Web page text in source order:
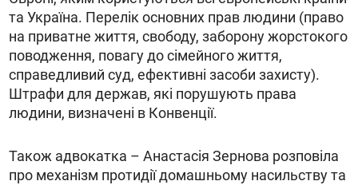
та Україна. Перелік основних прав людини (право
на приватне життя, свободу, заборону жорстокого
поводження, повагу до сімейного життя,
справедливий суд, ефективні засоби захисту).
Штрафи для держав, які порушують права
людини, визначені в Конвенції.
Також адвокатка – Анастасія Зернова розповіла
про механізм протидії домашньому насильству та